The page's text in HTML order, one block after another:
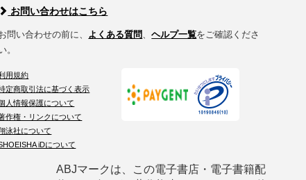
お問い合わせはこちら
問い合わせの前に、 よくある質問、ヘルプ一覧をご確認くださ
。
用規約
定商取引法に基づく表示
人情報保護について
作権・リンクについて
泳社について
iDについて
ABJマークは、この電子書店・電子書籍配